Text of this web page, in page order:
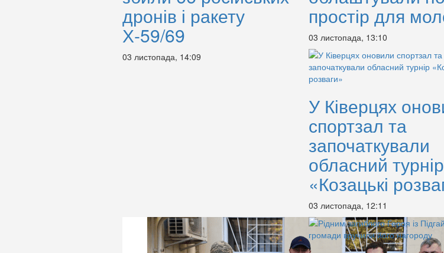
дронів і ракету
Х-59/69
03 листопада, 14:09
простір для
03 листопада, 13:10
У Ківерцях
спортзал та
започаткували
обласний турнір
«Козацькі
03 листопада, 12:11